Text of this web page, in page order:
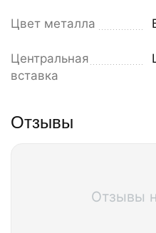
Цвет металла
Центральная
вставка
Отзывы
Отзывы